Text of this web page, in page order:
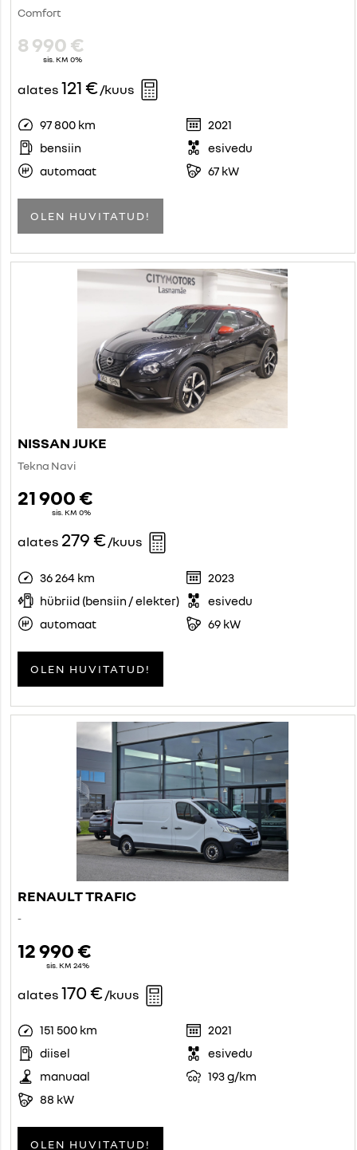
Comfort
8 990 €
sis. KM 0%
alates 121 €/kuus
97 800 km
2021
bensiin
esivedu
automaat
67 kW
OLEN HUVITATUD!
NISSAN JUKE
Tekna Navi
21 900 €
sis. KM 0%
alates 279 €/kuus
36 264 km
2023
hübriid (bensiin / elekter)
esivedu
automaat
69 kW
OLEN HUVITATUD!
RENAULT TRAFIC
-
12 990 €
sis. KM 24%
alates 170 €/kuus
151 500 km
2021
diisel
esivedu
manuaal
193 g/km
88 kW
OLEN HUVITATUD!